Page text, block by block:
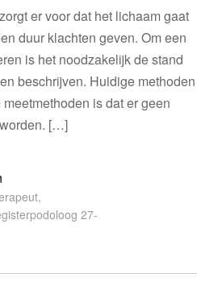
er voor dat het lichaam gaat
duur klachten geven. Om een
is het noodzakelijk de stand
beschrijven. Huidige methoden
is dat er geen
[…]
27-